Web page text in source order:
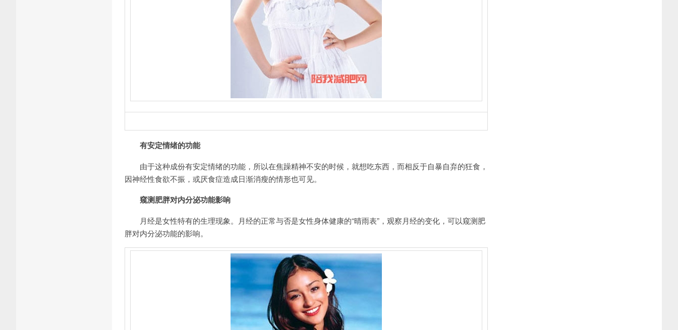
有安定情绪的功能
由于这种成份有安定情绪的功能，所以在焦躁精神不安的时候，就想吃东西，而相反于自暴自弃的狂食，
因神经性食欲不振，或厌食症造成日渐消瘦的情形也可见。
窥测肥胖对内分泌功能影响
月经是女性特有的生理现象。月经的正常与否是女性身体健康的“晴雨表”，观察月经的变化，可以窥测肥
胖对内分泌功能的影响。